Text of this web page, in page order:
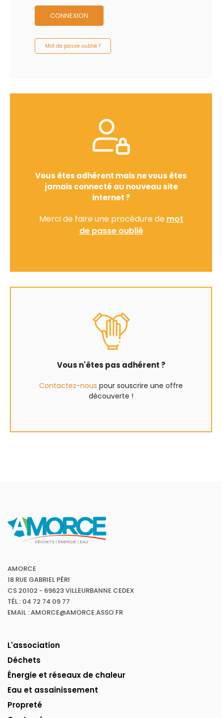
CONNEXION
Mot de passe oublié ?
Vous êtes adhérent mais ne vous êtes
jamais connecté au nouveau site
internet ?
Merci de faire une procédure de mot
de passe oublié
Vous n'êtes pas adhérent ?
Contactez-nous pour souscrire une offre
découverte !
AMORCE
18 RUE GABRIEL PÉRI
CS 20102 - 69623 VILLEURBANNE CEDEX
TÉL : 04 72 74 09 77
EMAIL : AMORCE@AMORCE.ASSO.FR
L'association
Déchets
Énergie et réseaux de chaleur
Eau et assainissement
Propreté